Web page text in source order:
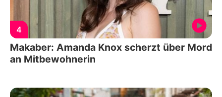
4
Makaber: Amanda Knox scherzt über Mord
an Mitbewohnerin